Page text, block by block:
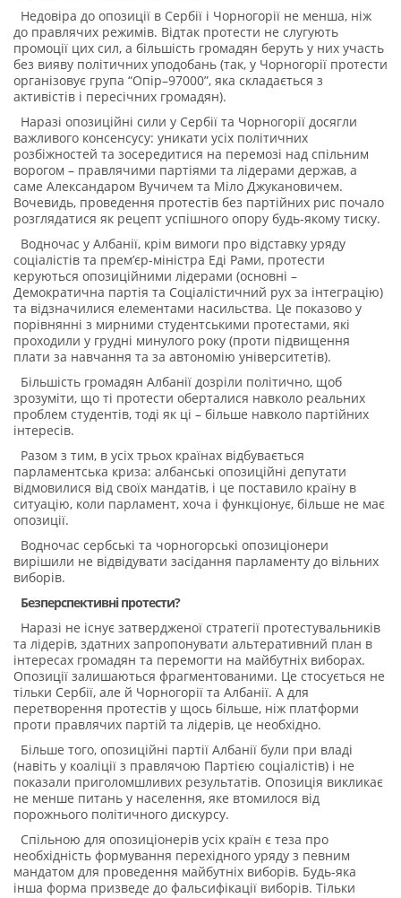
Недовіра до опозиції в Сербії і Чорногорії не менша, ніж
до правлячих режимів. Відтак протести не слугують
промоції цих сил, а більшість громадян беруть у них участь
без вияву політичних уподобань (так, у Чорногорії протести
організовує група “Опір–97000”, яка складається з
активістів і пересічних громадян).
Наразі опозиційні сили у Сербії та Чорногорії досягли
важливого консенсусу: уникати усіх політичних
розбіжностей та зосередитися на перемозі над спільним
ворогом – правлячими партіями та лідерами держав, а
саме Александаром Вучичем та Міло Джукановичем.
Вочевидь, проведення протестів без партійних рис почало
розглядатися як рецепт успішного опору будь-якому тиску.
Водночас у Албанії, крім вимоги про відставку уряду
соціалістів та прем’єр-міністра Еді Рами, протести
керуються опозиційними лідерами (основні –
Демократична партія та Соціалістичний рух за інтеграцію)
та відзначилися елементами насильства. Це показово у
порівнянні з мирними студентськими протестами, які
проходили у грудні минулого року (проти підвищення
плати за навчання та за автономію університетів).
Більшість громадян Албанії дозріли політично, щоб
зрозуміти, що ті протести оберталися навколо реальних
проблем студентів, тоді як ці – більше навколо партійних
інтересів.
Разом з тим, в усіх трьох країнах відбувається
парламентська криза: албанські опозиційні депутати
відмовилися від своїх мандатів, і це поставило країну в
ситуацію, коли парламент, хоча і функціонує, більше не має
опозиції.
Водночас сербські та чорногорські опозиціонери
вирішили не відвідувати засідання парламенту до вільних
виборів.
Безперспективні протести?
Наразі не існує затвердженої стратегії протестувальників
та лідерів, здатних запропонувати альтеративний план в
інтересах громадян та перемогти на майбутніх виборах.
Опозиції залишаються фрагментованими. Це стосується не
тільки Сербії, але й Чорногорії та Албанії. А для
перетворення протестів у щось більше, ніж платформи
проти правлячих партій та лідерів, це необхідно.
Більше того, опозиційні партії Албанії були при владі
(навіть у коаліції з правлячою Партією соціалістів) і не
показали приголомшливих результатів. Опозиція викликає
не менше питань у населення, яке втомилося від
порожнього політичного дискурсу.
Спільною для опозиціонерів усіх країн є теза про
необхідність формування перехідного уряду з певним
мандатом для проведення майбутніх виборів. Будь-яка
інша форма призведе до фальсифікації виборів. Тільки